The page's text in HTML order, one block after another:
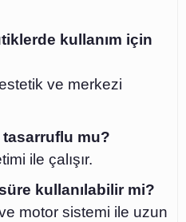
kullanım için
ve merkezi
mu?
ile çalışır.
kullanılabilir mi?
motor sistemi ile uzun